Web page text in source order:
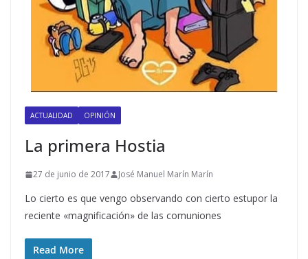
ACTUALIDAD OPINIÓN
La primera Hostia
27 de junio de 2017 José Manuel Marín Marín
Lo cierto es que vengo observando con cierto estupor la
reciente «magnificación» de las comuniones
Read More